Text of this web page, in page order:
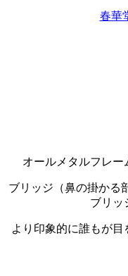
春華
オールメタルフレー
ブリッジ（鼻の掛かる
ブリッ
より印象的に誰もが目